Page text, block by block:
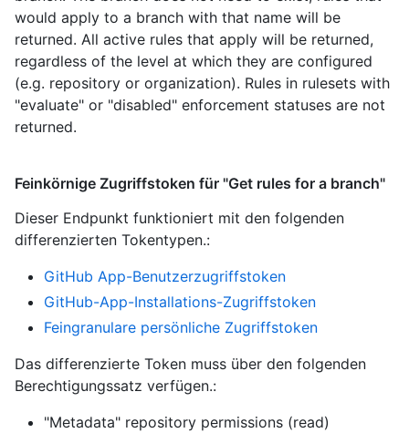
would apply to a branch with that name will be
returned. All active rules that apply will be returned,
regardless of the level at which they are configured
(e.g. repository or organization). Rules in rulesets with
"evaluate" or "disabled" enforcement statuses are not
returned.
Feinkörnige Zugriffstoken für "Get rules for a branch"
Dieser Endpunkt funktioniert mit den folgenden
differenzierten Tokentypen.:
GitHub App-Benutzerzugriffstoken
GitHub-App-Installations-Zugriffstoken
Feingranulare persönliche Zugriffstoken
Das differenzierte Token muss über den folgenden
Berechtigungssatz verfügen.:
"Metadata" repository permissions (read)